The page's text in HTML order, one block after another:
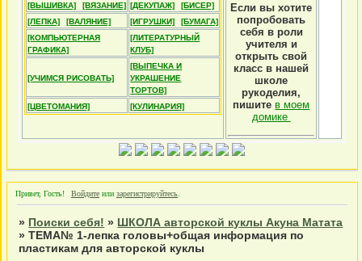
[ВЫШИВКА] [ВЯЗАНИЕ] [ДЕКУПАЖ]
[БИСЕР]
[ЛЕПКА]
[ВАЛЯНИЕ] [ИГРУШКИ]
[БУМАГА]
[КОМПЬЮТЕРНАЯ
ГРАФИКА]
[ЛИТЕРАТУРНЫЙ
КЛУБ]
[УЧИМСЯ РИСОВАТЬ]
[ВЫПЕЧКА И
УКРАШЕНИЕ
ТОРТОВ]
[ЦВЕТОМАНИЯ]
[КУЛИНАРИЯ]
Если вы хотите
попробовать
себя в роли
учителя и
открыть свой
класс в нашей
школе
рукоделия,
пишите в моем
домике
Привет, Гость! Войдите или зарегистрируйтесь
» Поиски себя! » ШКОЛА авторской куклы Акуна Матата
»ТЕМА№ 1-лепка головы+общая информация по
пластикам для авторской куклы